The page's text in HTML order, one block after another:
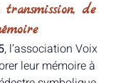
de
, l’association Voix
leur mémoire à